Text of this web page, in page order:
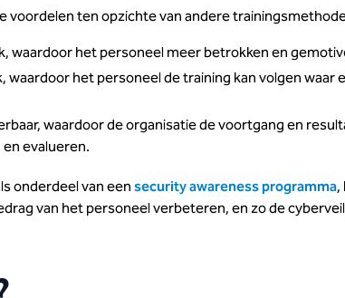
voordelen ten opzichte van andere
waardoor het personeel meer betrokken en
waardoor het personeel de training kan volgen waar
waardoor de organisatie de voortgang en
evalueren.
onderdeel van eensecurity awareness programma,
van het personeel verbeteren, en zo de